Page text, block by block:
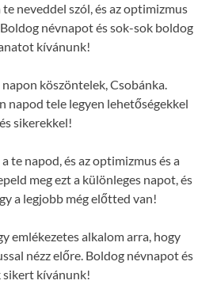
te neveddel szól, és az optimizmus
névnapot és sok-sok boldog
kívánunk!
napon köszöntelek, Csobánka.
napod tele legyen lehetőségekkel
és sikerekkel!
te napod, és az optimizmus és a
meg ezt a különleges napot, és
a legjobb még előtted van!
emlékezetes alkalom arra, hogy
nézz előre. Boldog névnapot és
sikert kívánunk!